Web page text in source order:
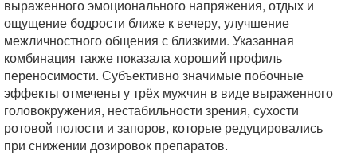
выраженного эмоционального напряжения, отдых и
ощущение бодрости ближе к вечеру, улучшение
межличностного общения с близкими. Указанная
комбинация также показала хороший профиль
переносимости. Субъективно значимые побочные
эффекты отмечены у трёх мужчин в виде выраженного
головокружения, нестабильности зрения, сухости
ротовой полости и запоров, которые редуцировались
при снижении дозировок препаратов.